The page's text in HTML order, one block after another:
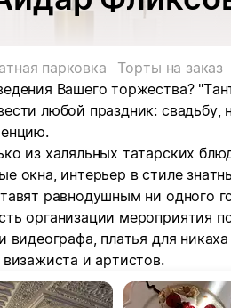
парковка Торты на заказ
Вашего торжества?
любой праздник: свадьбу,
из халяльных татарских
окна, интерьер в стиле
равнодушным ни одного
организации мероприятия
видеографа, платья для
и артистов.